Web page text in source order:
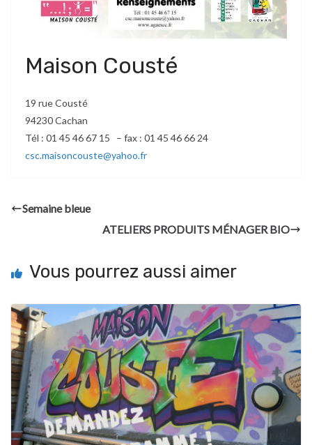
Maison Cousté
19 rue Cousté
94230 Cachan
Tél : 01 45 46 67 15 – fax : 01 45 46 66 24
csc.maisoncouste@yahoo.fr
Semaine bleue
ATELIERS PRODUITS MÉNAGER BIO
Vous pourrez aussi aimer